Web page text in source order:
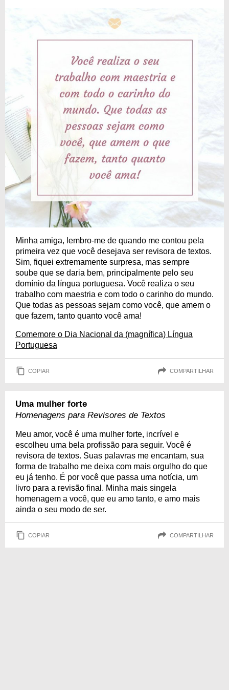
Minha amiga, lembro-me de quando me contou pela
primeira vez que você desejava ser revisora de textos.
Sim, fiquei extremamente surpresa, mas sempre
soube que se daria bem, principalmente pelo seu
domínio da língua portuguesa. Você realiza o seu
trabalho com maestria e com todo o carinho do mundo.
Que todas as pessoas sejam como você, que amem o
que fazem, tanto quanto você ama!
Comemore o Dia Nacional da (magnífica) Língua
Portuguesa
COPIAR COMPARTILHAR
Uma mulher forte
Homenagens para Revisores de Textos
Meu amor, você é uma mulher forte, incrível e
escolheu uma bela profissão para seguir. Você é
revisora de textos. Suas palavras me encantam, sua
forma de trabalho me deixa com mais orgulho do que
eu já tenho. É por você que passa uma notícia, um
livro para a revisão final. Minha mais singela
homenagem a você, que eu amo tanto, e amo mais
ainda o seu modo de ser.
COPIAR COMPARTILHAR